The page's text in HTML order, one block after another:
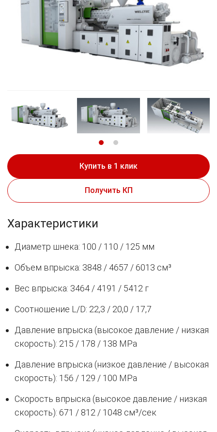
Купить в 1 клик
Получить КП
Характеристики
Диаметр шнека: 100 / 110 / 125 мм
Объем впрыска: 3848 / 4657 / 6013 см³
Вес впрыска: 3464 / 4191 / 5412 г
Соотношение L/D: 22,3 / 20,0 / 17,7
Давление впрыска (высокое давление / низкая
скорость): 215 / 178 / 138 MPa
Давление впрыска (низкое давление / высокая
скорость): 156 / 129 / 100 MPa
Скорость впрыска (высокое давление / низкая
скорость): 671 / 812 / 1048 см³/сек